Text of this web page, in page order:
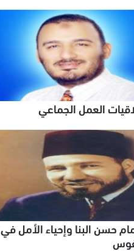
العمل الجماعي
حسن البنا وإحياء الأمل في